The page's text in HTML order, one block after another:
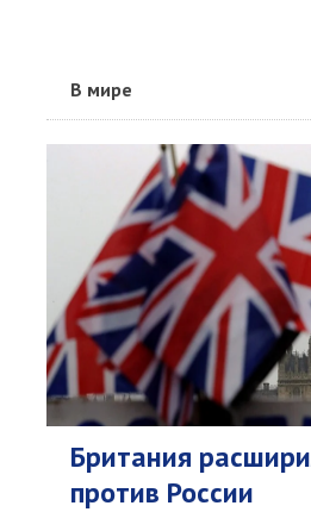
В мире
Британия
против России